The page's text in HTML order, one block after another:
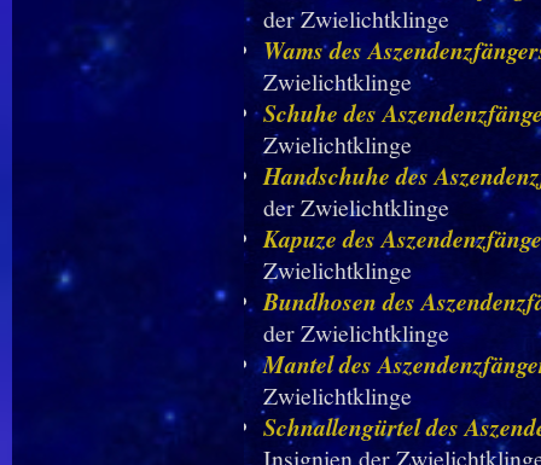
der Zwielichtklinge
Wams des
Zwielichtklinge
Schuhe des
Zwielichtklinge
Handschuhe des
der Zwielichtklinge
Kapuze des
Zwielichtklinge
Bundhosen des
der Zwielichtklinge
Mantel des
Zwielichtklinge
Schnallengürtel des
Insignien der